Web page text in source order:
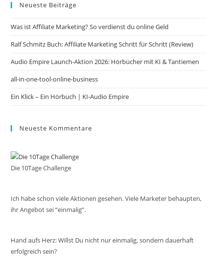
Neueste Beiträge
Was ist Affiliate Marketing? So verdienst du online Geld
Ralf Schmitz Buch: Affiliate Marketing Schritt für Schritt (Review)
Audio Empire Launch-Aktion 2026: Hörbücher mit KI & Tantiemen
all-in-one-tool-online-business
Ein Klick – Ein Hörbuch | KI‑Audio Empire
Neueste Kommentare
Die 10Tage Challenge
Ich habe schon viele Aktionen gesehen. Viele Marketer behaupten,
ihr Angebot sei “einmalig”.
Hand aufs Herz: Willst Du nicht nur einmalig, sondern dauerhaft
erfolgreich sein?